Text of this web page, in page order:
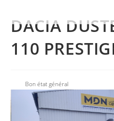
DACIA
110
Bon état général